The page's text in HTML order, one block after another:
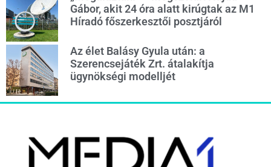
Gábor, akit 24 óra alatt kirúgtak az M1
Híradó főszerkesztői posztjáról
Az élet Balásy Gyula után: a
Szerencsejáték Zrt. átalakítja
ügynökségi modelljét